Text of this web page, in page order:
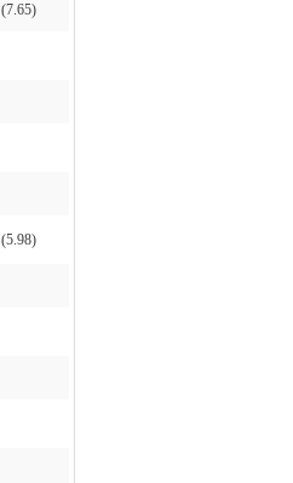
(7.65)
(5.98)